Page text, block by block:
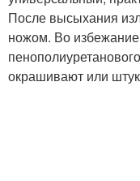
После высыхания
ножом. Во
окрашивают или